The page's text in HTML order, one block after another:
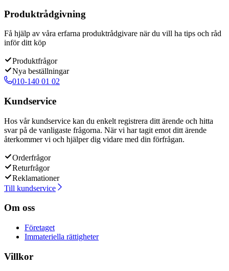
Produktrådgivning
Få hjälp av våra erfarna produktrådgivare när du vill ha tips och råd
inför ditt köp
Produktfrågor
Nya beställningar
010-140 01 02
Kundservice
Hos vår kundservice kan du enkelt registrera ditt ärende och hitta
svar på de vanligaste frågorna. När vi har tagit emot ditt ärende
återkommer vi och hjälper dig vidare med din förfrågan.
Orderfrågor
Returfrågor
Reklamationer
Till kundservice
Om oss
Företaget
Immateriella rättigheter
Villkor